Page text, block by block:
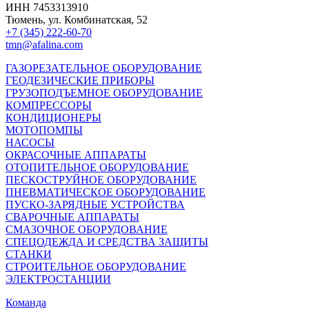
ИНН 7453313910
Тюмень, ул. Комбинатская, 52
+7 (345) 222-60-70
tmn@afalina.com
ГАЗОРЕЗАТЕЛЬНОЕ ОБОРУДОВАНИЕ
ГЕОДЕЗИЧЕСКИЕ ПРИБОРЫ
ГРУЗОПОДЪЕМНОЕ ОБОРУДОВАНИЕ
КОМПРЕССОРЫ
КОНДИЦИОНЕРЫ
МОТОПОМПЫ
НАСОСЫ
ОКРАСОЧНЫЕ АППАРАТЫ
ОТОПИТЕЛЬНОЕ ОБОРУДОВАНИЕ
ПЕСКОСТРУЙНОЕ ОБОРУДОВАНИЕ
ПНЕВМАТИЧЕСКОЕ ОБОРУДОВАНИЕ
ПУСКО-ЗАРЯДНЫЕ УСТРОЙСТВА
СВАРОЧНЫЕ АППАРАТЫ
СМАЗОЧНОЕ ОБОРУДОВАНИЕ
СПЕЦОДЕЖДА И СРЕДСТВА ЗАЩИТЫ
СТАНКИ
СТРОИТЕЛЬНОЕ ОБОРУДОВАНИЕ
ЭЛЕКТРОСТАНЦИИ
Команда